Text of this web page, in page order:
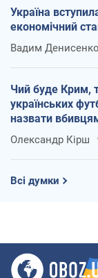
Україна
економічний
Вадим Денисенко
Чий буде Крим,
українських
назвати
Олександр Кірш
Всі думки